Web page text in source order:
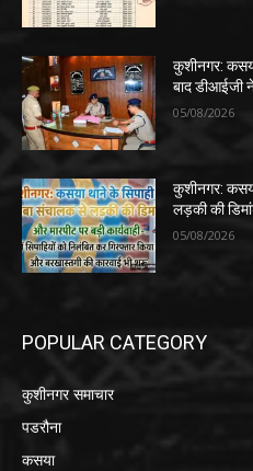
कुशीनगर:
बाद डीआईजी
05/08/2026
कुशीनगर:
लड़की की
05/08/2026
POPULAR CATEGORY
कुशीनगर समाचार
पडरौना
कसया